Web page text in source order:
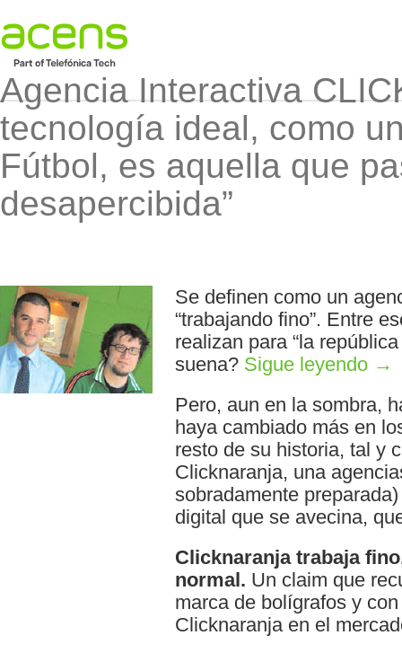
Agencia Interactiva
tecnología ideal, como
Fútbol, es aquella que
desapercibida”
Se definen como un
“trabajando fino”. Entre
realizan para “la
suena? Sigue leyendo →
Pero, aun en la sombra,
haya cambiado más en
resto de su historia, tal y
Clicknaranja, una
sobradamente
digital que se avecina,
Clicknaranja trabaja
normal. Un claim que
marca de bolígrafos y
Clicknaranja en el